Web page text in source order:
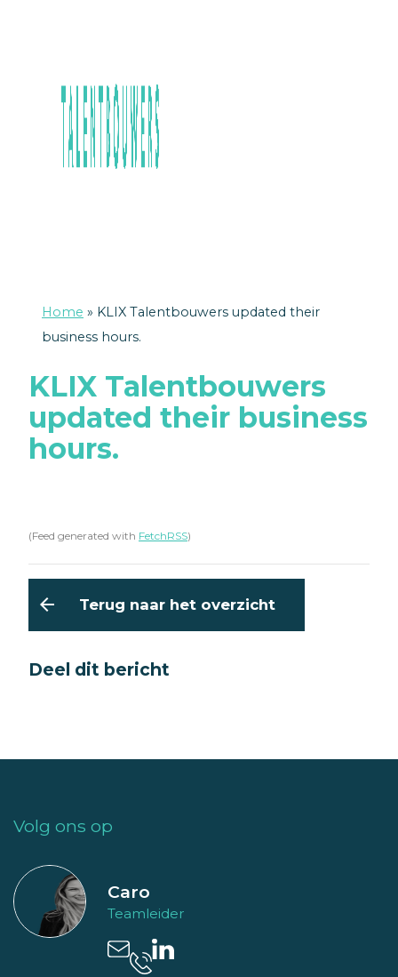
Home » KLIX Talentbouwers updated their
business hours.
KLIX Talentbouwers
updated their business
hours.
(Feed generated with FetchRSS)
arrow_back Terug naar het overzicht
Deel dit bericht
Volg ons op
Caro
Teamleider